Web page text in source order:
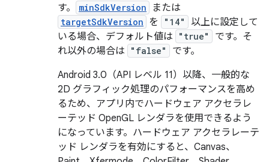
す。
minSdkVersion または
targetSdkVersion を "14"
以上に設定して
いる場合、デフォルト値は
"true"
です。そ
れ以外の場合は
"false"
です。
Android 3.0（API レベル 11）以降、一般的な
2D グラフィック処理のパフォーマンスを高め
るため、アプリ内でハードウェア アクセラレ
ーテッド OpenGL レンダラを使用できるよう
になっています。ハードウェア アクセラレーテ
ッド レンダラを有効にすると、Canvas、